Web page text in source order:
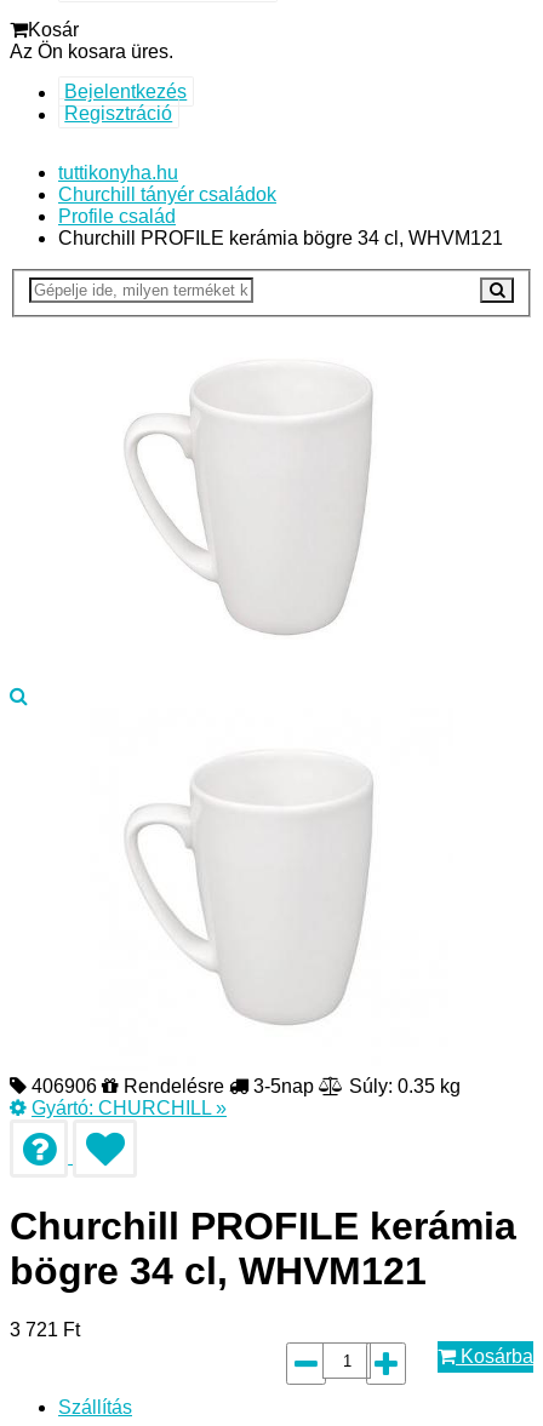
Kosár
Az Ön kosara üres.
Bejelentkezés
Regisztráció
tuttikonyha.hu
Churchill tányér családok
Profile család
Churchill PROFILE kerámia bögre 34 cl, WHVM121
406906 Rendelésre 3-5nap
Súly: 0.35 kg
Gyártó: CHURCHILL »
Churchill PROFILE kerámia
bögre 34 cl, WHVM121
3 721 Ft
Kosárba
Szállítás